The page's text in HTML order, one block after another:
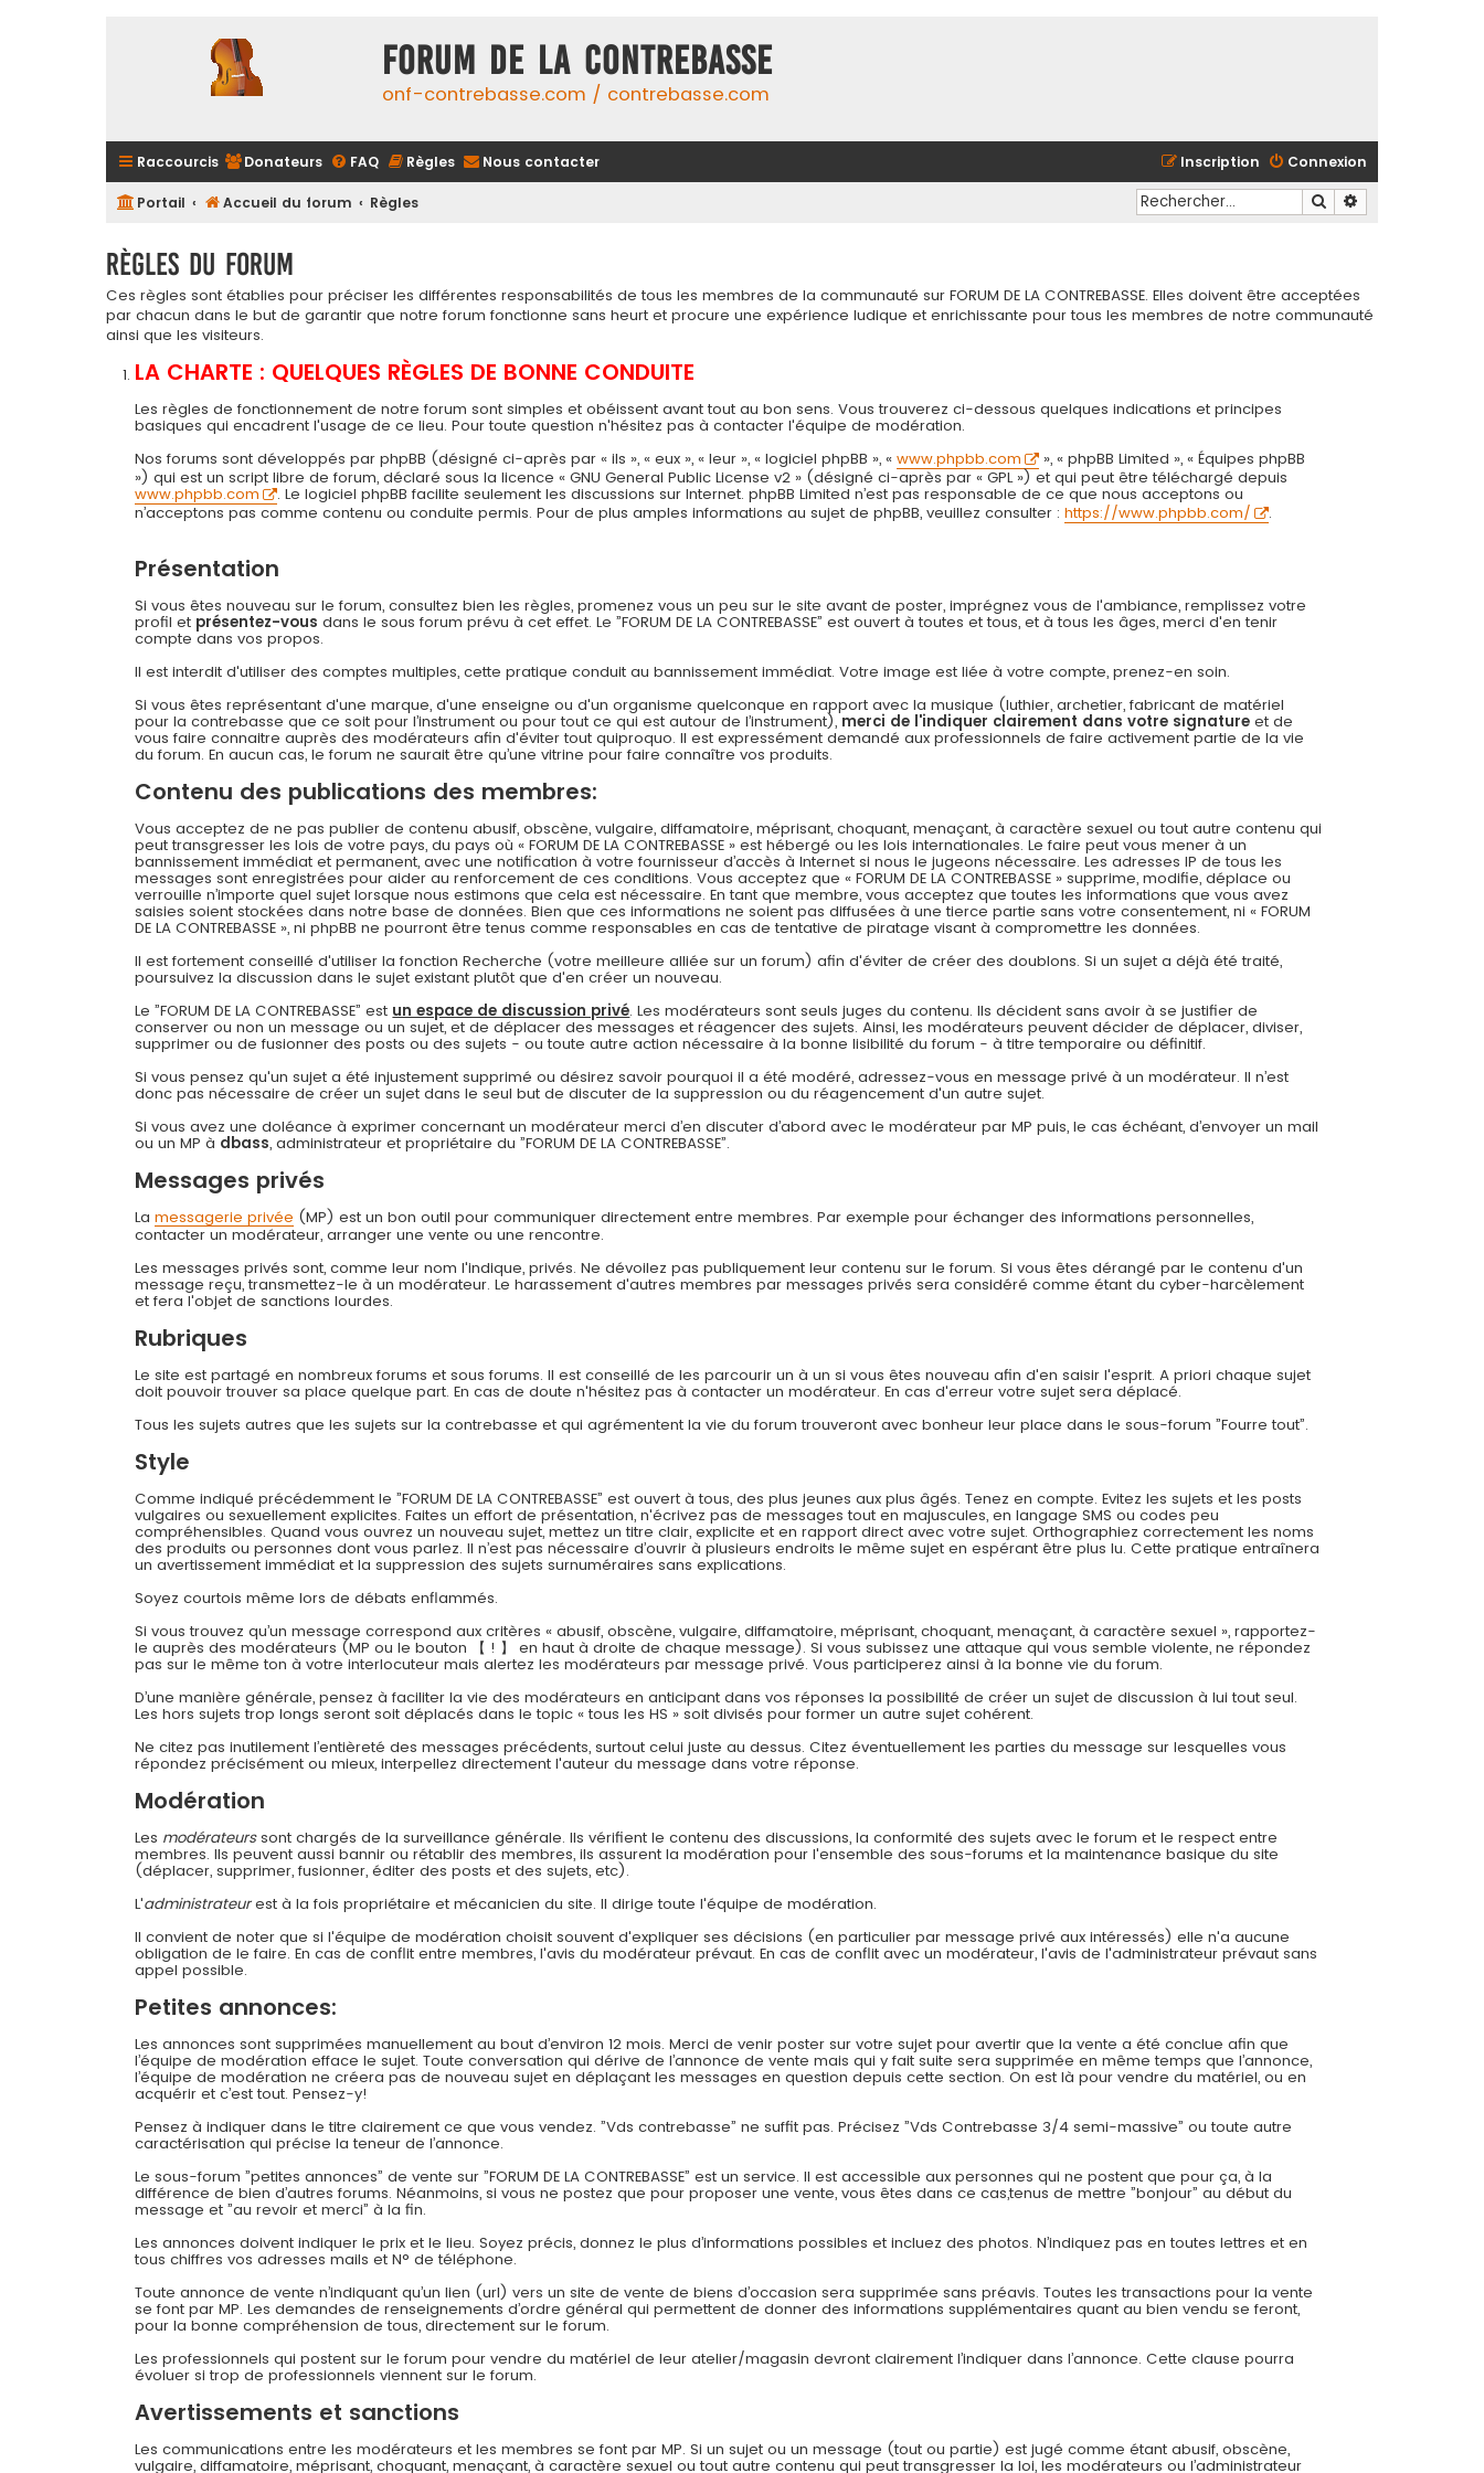
FORUM DE LA CONTREBASSE
onf-contrebasse.com / contrebasse.com
Raccourcis Donateurs FAQ Règles Nous contacter Connexion
Inscription
Portail Accueil du forum Règles Rechercher
Règles du forum
Ces règles sont établies pour préciser les différentes responsabilités de tous les membres de la communauté sur FORUM DE LA CONTREBASSE. Elles doivent être acceptées
par chacun dans le but de garantir que notre forum fonctionne sans heurt et procure une expérience ludique et enrichissante pour tous les membres de notre communauté
ainsi que les visiteurs.
LA CHARTE : QUELQUES RÈGLES DE BONNE CONDUITE
Les règles de fonctionnement de notre forum sont simples et obéissent avant tout au bon sens. Vous trouverez ci-dessous quelques indications et principes
basiques qui encadrent l'usage de ce lieu. Pour toute question n'hésitez pas à contacter l'équipe de modération.
Nos forums sont développés par phpBB (désigné ci-après par « ils », « eux », « leur », « logiciel phpBB », «www.phpbb.com
», « phpBB Limited », « Équipes phpBB
») qui est un script libre de forum, déclaré sous la licence « GNU General Public License v2 » (désigné ci-après par « GPL ») et qui peut être téléchargé depuis
www.phpbb.com
. Le logiciel phpBB facilite seulement les discussions sur Internet. phpBB Limited n’est pas responsable de ce que nous acceptons ou
n’acceptons pas comme contenu ou conduite permis. Pour de plus amples informations au sujet de phpBB, veuillez consulter :https://www.phpbb.com/ .
Présentation
Si vous êtes nouveau sur le forum, consultez bien les règles, promenez vous un peu sur le site avant de poster, imprégnez vous de l'ambiance, remplissez votre
profil et présentez-vous dans le sous forum prévu à cet effet. Le ”FORUM DE LA CONTREBASSE” est ouvert à toutes et tous, et à tous les âges, merci d'en tenir
compte dans vos propos.
Il est interdit d'utiliser des comptes multiples, cette pratique conduit au bannissement immédiat. Votre image est liée à votre compte, prenez-en soin.
Si vous êtes représentant d'une marque, d'une enseigne ou d'un organisme quelconque en rapport avec la musique (luthier, archetier, fabricant de matériel
pour la contrebasse que ce soit pour l’instrument ou pour tout ce qui est autour de l’instrument), merci de l'indiquer clairement dans votre signature et de
vous faire connaitre auprès des modérateurs afin d'éviter tout quiproquo. Il est expressément demandé aux professionnels de faire activement partie de la vie
du forum. En aucun cas, le forum ne saurait être qu’une vitrine pour faire connaître vos produits.
Contenu des publications des membres:
Vous acceptez de ne pas publier de contenu abusif, obscène, vulgaire, diffamatoire, méprisant, choquant, menaçant, à caractère sexuel ou tout autre contenu qui
peut transgresser les lois de votre pays, du pays où « FORUM DE LA CONTREBASSE » est hébergé ou les lois internationales. Le faire peut vous mener à un
bannissement immédiat et permanent, avec une notification à votre fournisseur d’accès à Internet si nous le jugeons nécessaire. Les adresses IP de tous les
messages sont enregistrées pour aider au renforcement de ces conditions. Vous acceptez que « FORUM DE LA CONTREBASSE » supprime, modifie, déplace ou
verrouille n’importe quel sujet lorsque nous estimons que cela est nécessaire. En tant que membre, vous acceptez que toutes les informations que vous avez
saisies soient stockées dans notre base de données. Bien que ces informations ne soient pas diffusées à une tierce partie sans votre consentement, ni « FORUM
DE LA CONTREBASSE », ni phpBB ne pourront être tenus comme responsables en cas de tentative de piratage visant à compromettre les données.
Il est fortement conseillé d'utiliser la fonction Recherche (votre meilleure alliée sur un forum) afin d'éviter de créer des doublons. Si un sujet a déjà été traité,
poursuivez la discussion dans le sujet existant plutôt que d'en créer un nouveau.
Le ”FORUM DE LA CONTREBASSE” est un espace de discussion privé. Les modérateurs sont seuls juges du contenu. Ils décident sans avoir à se justifier de
conserver ou non un message ou un sujet, et de déplacer des messages et réagencer des sujets. Ainsi, les modérateurs peuvent décider de déplacer, diviser,
supprimer ou de fusionner des posts ou des sujets - ou toute autre action nécessaire à la bonne lisibilité du forum - à titre temporaire ou définitif.
Si vous pensez qu'un sujet a été injustement supprimé ou désirez savoir pourquoi il a été modéré, adressez-vous en message privé à un modérateur. Il n’est
donc pas nécessaire de créer un sujet dans le seul but de discuter de la suppression ou du réagencement d'un autre sujet.
Si vous avez une doléance à exprimer concernant un modérateur merci d’en discuter d’abord avec le modérateur par MP puis, le cas échéant, d’envoyer un mail
ou un MP à dbass, administrateur et propriétaire du ”FORUM DE LA CONTREBASSE”.
Messages privés
Lamessagerie privée (MP) est un bon outil pour communiquer directement entre membres. Par exemple pour échanger des informations personnelles,
contacter un modérateur, arranger une vente ou une rencontre.
Les messages privés sont, comme leur nom l'indique, privés. Ne dévoilez pas publiquement leur contenu sur le forum. Si vous êtes dérangé par le contenu d'un
message reçu, transmettez-le à un modérateur. Le harassement d'autres membres par messages privés sera considéré comme étant du cyber-harcèlement
et fera l'objet de sanctions lourdes.
Rubriques
Le site est partagé en nombreux forums et sous forums. Il est conseillé de les parcourir un à un si vous êtes nouveau afin d'en saisir l'esprit. A priori chaque sujet
doit pouvoir trouver sa place quelque part. En cas de doute n'hésitez pas à contacter un modérateur. En cas d'erreur votre sujet sera déplacé.
Tous les sujets autres que les sujets sur la contrebasse et qui agrémentent la vie du forum trouveront avec bonheur leur place dans le sous-forum ”Fourre tout”.
Style
Comme indiqué précédemment le ”FORUM DE LA CONTREBASSE” est ouvert à tous, des plus jeunes aux plus âgés. Tenez en compte. Evitez les sujets et les posts
vulgaires ou sexuellement explicites. Faites un effort de présentation, n'écrivez pas de messages tout en majuscules, en langage SMS ou codes peu
compréhensibles. Quand vous ouvrez un nouveau sujet, mettez un titre clair, explicite et en rapport direct avec votre sujet. Orthographiez correctement les noms
des produits ou personnes dont vous parlez. Il n’est pas nécessaire d’ouvrir à plusieurs endroits le même sujet en espérant être plus lu. Cette pratique entraînera
un avertissement immédiat et la suppression des sujets surnuméraires sans explications.
Soyez courtois même lors de débats enflammés.
Si vous trouvez qu’un message correspond aux critères « abusif, obscène, vulgaire, diffamatoire, méprisant, choquant, menaçant, à caractère sexuel », rapportez-
le auprès des modérateurs (MP ou le bouton 【 ! 】 en haut à droite de chaque message). Si vous subissez une attaque qui vous semble violente, ne répondez
pas sur le même ton à votre interlocuteur mais alertez les modérateurs par message privé. Vous participerez ainsi à la bonne vie du forum.
D’une manière générale, pensez à faciliter la vie des modérateurs en anticipant dans vos réponses la possibilité de créer un sujet de discussion à lui tout seul.
Les hors sujets trop longs seront soit déplacés dans le topic « tous les HS » soit divisés pour former un autre sujet cohérent.
Ne citez pas inutilement l’entièreté des messages précédents, surtout celui juste au dessus. Citez éventuellement les parties du message sur lesquelles vous
répondez précisément ou mieux, interpellez directement l'auteur du message dans votre réponse.
Modération
Les modérateurssont chargés de la surveillance générale. Ils vérifient le contenu des discussions, la conformité des sujets avec le forum et le respect entre
membres. Ils peuvent aussi bannir ou rétablir des membres, ils assurent la modération pour l'ensemble des sous-forums et la maintenance basique du site
(déplacer, supprimer, fusionner, éditer des posts et des sujets, etc).
L'administrateurest à la fois propriétaire et mécanicien du site. Il dirige toute l'équipe de modération.
Il convient de noter que si l'équipe de modération choisit souvent d'expliquer ses décisions (en particulier par message privé aux intéressés) elle n'a aucune
obligation de le faire. En cas de conflit entre membres, l'avis du modérateur prévaut. En cas de conflit avec un modérateur, l'avis de l'administrateur prévaut sans
appel possible.
Petites annonces:
Les annonces sont supprimées manuellement au bout d’environ 12 mois. Merci de venir poster sur votre sujet pour avertir que la vente a été conclue afin que
l’équipe de modération efface le sujet. Toute conversation qui dérive de l’annonce de vente mais qui y fait suite sera supprimée en même temps que l’annonce,
l’équipe de modération ne créera pas de nouveau sujet en déplaçant les messages en question depuis cette section. On est là pour vendre du matériel, ou en
acquérir et c’est tout. Pensez-y!
Pensez à indiquer dans le titre clairement ce que vous vendez. ”Vds contrebasse” ne suffit pas. Précisez ”Vds Contrebasse 3/4 semi-massive” ou toute autre
caractérisation qui précise la teneur de l’annonce.
Le sous-forum ”petites annonces” de vente sur ”FORUM DE LA CONTREBASSE” est un service. Il est accessible aux personnes qui ne postent que pour ça, à la
différence de bien d’autres forums. Néanmoins, si vous ne postez que pour proposer une vente, vous êtes dans ce cas,tenus de mettre ”bonjour” au début du
message et ”au revoir et merci” à la fin.
Les annonces doivent indiquer le prix et le lieu. Soyez précis, donnez le plus d’informations possibles et incluez des photos. N’indiquez pas en toutes lettres et en
tous chiffres vos adresses mails et N° de téléphone.
Toute annonce de vente n’indiquant qu’un lien (url) vers un site de vente de biens d’occasion sera supprimée sans préavis. Toutes les transactions pour la vente
se font par MP. Les demandes de renseignements d’ordre général qui permettent de donner des informations supplémentaires quant au bien vendu se feront,
pour la bonne compréhension de tous, directement sur le forum.
Les professionnels qui postent sur le forum pour vendre du matériel de leur atelier/magasin devront clairement l’indiquer dans l’annonce. Cette clause pourra
évoluer si trop de professionnels viennent sur le forum.
Avertissements et sanctions
Les communications entre les modérateurs et les membres se font par MP. Si un sujet ou un message (tout ou partie) est jugé comme étant abusif, obscène,
vulgaire, diffamatoire, méprisant, choquant, menaçant, à caractère sexuel ou tout autre contenu qui peut transgresser la loi, les modérateurs ou l’administrateur